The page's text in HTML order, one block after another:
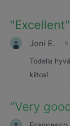
"Excellent"
Joni E. 9
Todella
kiitos!
"Very